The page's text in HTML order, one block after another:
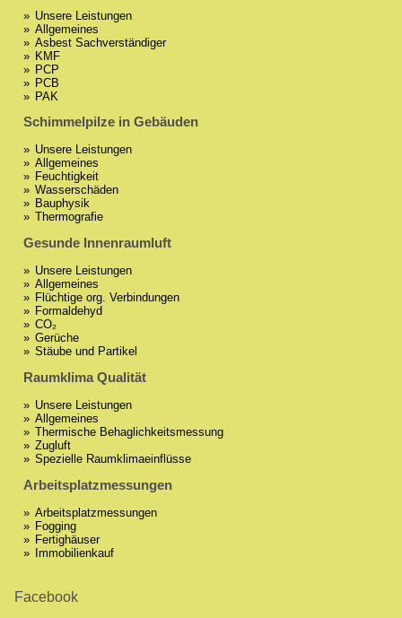
Unsere Leistungen
Allgemeines
Asbest Sachverständiger
KMF
PCP
PCB
PAK
Schimmelpilze in Gebäuden
Unsere Leistungen
Allgemeines
Feuchtigkeit
Wasserschäden
Bauphysik
Thermografie
Gesunde Innenraumluft
Unsere Leistungen
Allgemeines
Flüchtige org. Verbindungen
Formaldehyd
CO₂
Gerüche
Stäube und Partikel
Raumklima Qualität
Unsere Leistungen
Allgemeines
Thermische Behaglichkeitsmessung
Zugluft
Spezielle Raumklimaeinflüsse
Arbeitsplatzmessungen
Arbeitsplatzmessungen
Fogging
Fertighäuser
Immobilienkauf
Facebook